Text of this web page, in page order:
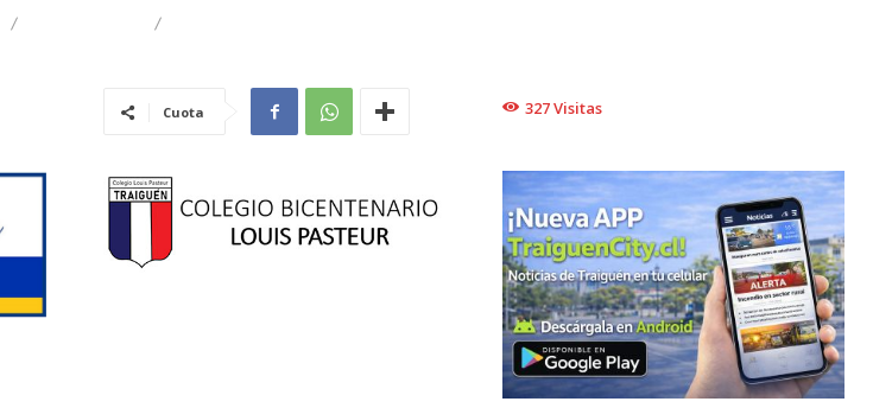
Cuota 327Visitas